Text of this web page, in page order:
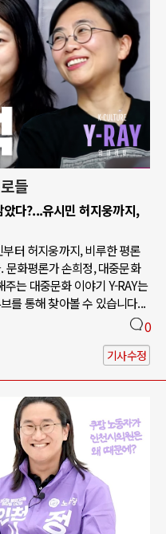
들
다?...유시민 허지웅까지,
터 허지웅까지, 비루한 평론
문화평론가 손희정, 대중문화
는 대중문화 이야기 Y-RAY는
를 통해 찾아볼 수 있습니다...
0
기사수정